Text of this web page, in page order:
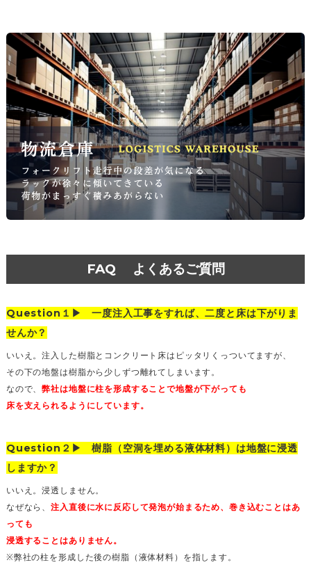
FAQ よくあるご質問
Question１▶︎ 一度注入工事をすれば、二度と床は下がりま
せんか？
いいえ。注入した樹脂とコンクリート床はピッタリくっついてますが、
その下の地盤は樹脂から少しずつ離れてしまいます。
なので、弊社は地盤に柱を形成することで地盤が下がっても
床を支えられるようにしています。
Question２▶︎ 樹脂（空洞を埋める液体材料）は地盤に浸透
しますか？
いいえ。浸透しません。
なぜなら、注入直後に水に反応して発泡が始まるため、巻き込むことはあ
っても
浸透することはありません。
※弊社の柱を形成した後の樹脂（液体材料）を指します。